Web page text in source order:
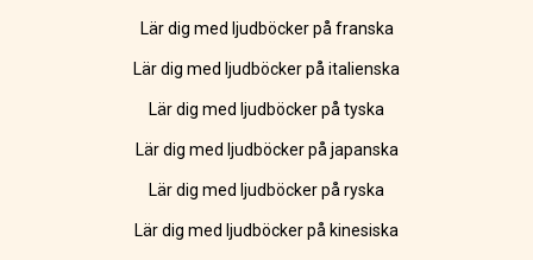
Lär dig med ljudböcker på franska
Lär dig med ljudböcker på italienska
Lär dig med ljudböcker på tyska
Lär dig med ljudböcker på japanska
Lär dig med ljudböcker på ryska
Lär dig med ljudböcker på kinesiska